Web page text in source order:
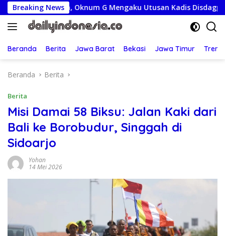
Langsung
ke
konten
Breaking News
Oknum G Mengaku Utusan Kadis Disdagperin
Beranda Berita Jawa Barat Bekasi Jawa Timur
Beranda Berita
Berita
Misi Damai 58 Biksu: Jalan Kaki dari
Bali ke Borobudur, Singgah di
Sidoarjo
Yohan
14 Mei 2026